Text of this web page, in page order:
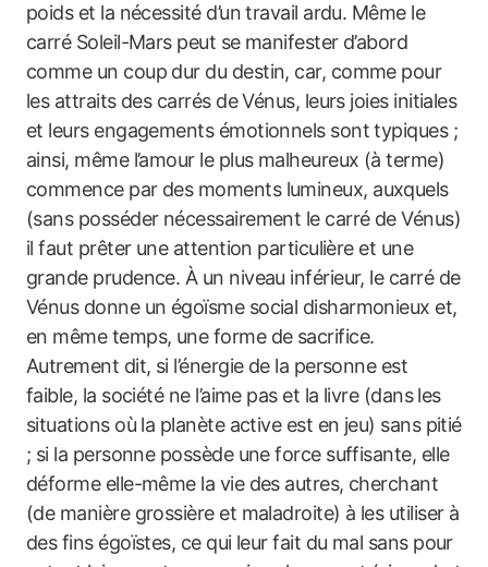
poids et la nécessité d’un travail ardu. Même le
carré Soleil-Mars peut se manifester d’abord
comme un coup dur du destin, car, comme pour
les attraits des carrés de Vénus, leurs joies initiales
et leurs engagements émotionnels sont typiques ;
ainsi, même l’amour le plus malheureux (à terme)
commence par des moments lumineux, auxquels
(sans posséder nécessairement le carré de Vénus)
il faut prêter une attention particulière et une
grande prudence. À un niveau inférieur, le carré de
Vénus donne un égoïsme social disharmonieux et,
en même temps, une forme de sacrifice.
Autrement dit, si l’énergie de la personne est
faible, la société ne l’aime pas et la livre (dans les
situations où la planète active est en jeu) sans pitié
; si la personne possède une force suffisante, elle
déforme elle-même la vie des autres, cherchant
(de manière grossière et maladroite) à les utiliser à
des fins égoïstes, ce qui leur fait du mal sans pour